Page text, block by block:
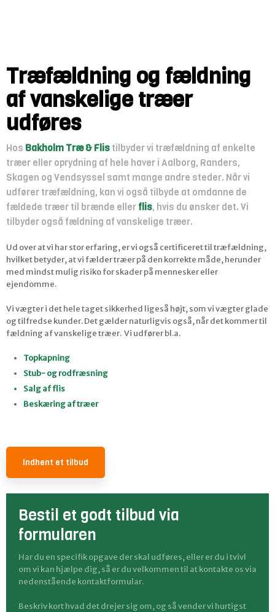
Træfældning og fældning
af vanskelige træer
udføres
​Hos Bakholm Træ & Flistilbyder vi træfældning af enkelte
træer eller oprydning af hele haver i Aalborg, Randers,
Skagen og Vendsyssel samt mange andre steder. Når vi
udfører træfældning, kan vi også tilbyde at omdanne de
fældede træer til brænde eller flis, hvis du ønsker det. Vi
tilbyder også fældning af vanskelige træer.
Ud over at vi har stor erfaring, er vi også certificeret til træfældning,
hvilket betyder, at vi fælder træer på den korrekte måde, herunder
med mindst mulig risiko for skader på mennesker eller
ejendomme.
Vi vægter i det hele taget sikkerhed ligeså højt, som vi vægter glade
og tilfredse kunder. Det gælder naturligvis også, når det kommer til
fældning af vanskelige træer. ​ Vi udfører bl.a.
Topkapning
Stub- og rodfræsning
Salg af flis
Beskæring af træer
Indhent et tilbud​
Bestil et godt tilbud via
formularen
Har du en specifik opgave der skal udføres, eller er du i tvivl
om vi kan hjælpe dig, så er du velkommen til at kontakte os via
nedenstående kontaktformular.
Beskriv kort hvad det drejer sig om, og så vender vi hurtigst